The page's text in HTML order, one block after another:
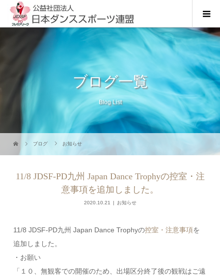
ブログ一覧
Blog List
ブログ お知らせ
11/8 JDSF-PD九州 Japan Dance Trophyの控室・注
意事項を追加しました。
2020.10.21 お知らせ
11/8 JDSF-PD九州 Japan Dance Trophyの控室・注意事項を
追加しました。
・お願い
「１０、無観客での開催のため、出場区分終了後の観戦はご遠